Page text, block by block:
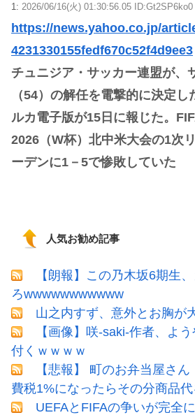
1: 2026/06/16(火) 01:30:56.05 ID:Gt2SP6ko0
https://news.yahoo.co.jp/
4231330155fedf670c52f4d9ee3
チュニジア・サッカー連盟が、
（54）の解任を電撃的に決定
ルカ電子版が15日に報じた。
2026（W杯）北中米大会の1次
ーデンに1－5で惨敗していた
人気お勧め記事
【朗報】この乃木坂6期生
ろwwwwwwwwwww
山之内すず、意外とお胸が
【画像】咲-saki-作者、よ
付くｗｗｗｗ
【悲報】 町のお弁当屋さ
費税1%になったらその分商品代
UEFAとFIFAの争いが完全